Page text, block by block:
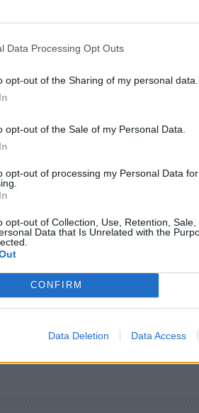
Data Processing Opt Outs
opt-out of the Sharing of my personal data.
opt-out of the Sale of my Personal Data.
opt-out of processing my Personal Data
opt-out of Collection, Use, Retention,
Data that Is Unrelated with the
CONFIRM
Data Deletion Data Access
keresztül nyalogatják az
belepi a virágpor.
de beporzó feladatot is
kutyaféléi és egyben
kevesebb mint 500